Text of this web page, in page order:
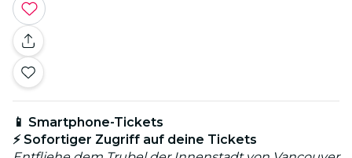
📱 Smartphone-Tickets
⚡ Sofortiger Zugriff auf deine Tickets